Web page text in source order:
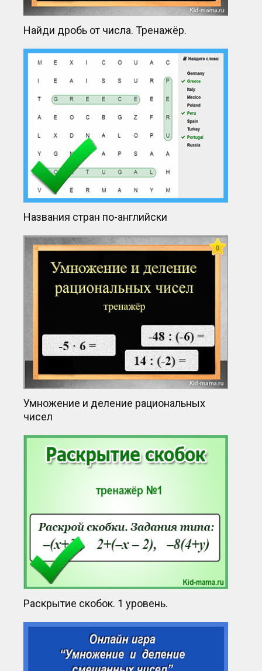
Найди дробь от числа. Тренажёр.
Названия стран по-английски
Умножение и деление рациональных
чисел
Раскрытие скобок. 1 уровень.